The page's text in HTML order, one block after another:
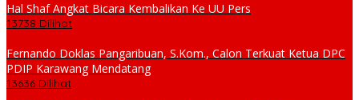
Hal Shaf Angkat Bicara Kembalikan Ke UU Pers
13738 Dilihat
Fernando Doklas Pangaribuan, S.Kom., Calon Terkuat Ketua DPC
PDIP Karawang Mendatang
13636 Dilihat